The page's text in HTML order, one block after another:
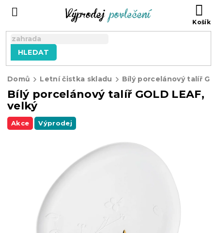
HLEDAT
Domů Letní čistka skladu
Bílý porcelánový talíř GOLD LEAF,
velký
Akce Výprodej